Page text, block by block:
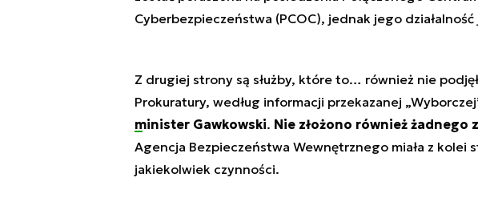
Cyberbezpieczeństwa (PCOC), jednak jego
Z drugiej strony są służby, które to… również nie
Prokuratury, według informacji przekazanej
minister Gawkowski. Nie złożono również żadnego
Agencja Bezpieczeństwa Wewnętrznego miała z kolei
jakiekolwiek czynności.